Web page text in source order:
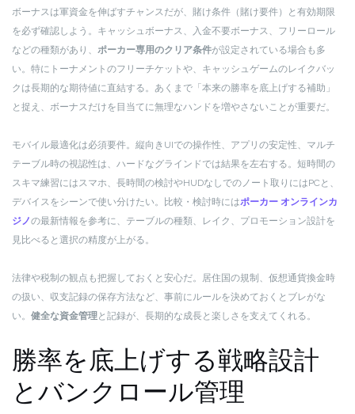
ボーナスは軍資金を伸ばすチャンスだが、賭け条件（賭け要件）と有効期限
を必ず確認しよう。キャッシュボーナス、入金不要ボーナス、フリーロール
などの種類があり、 ポーカー専用のクリア条件が設定されている場合も多
い。特にトーナメントのフリーチケットや、キャッシュゲームのレイクバッ
クは長期的な期待値に直結する。あくまで「本来の勝率を底上げする補助」
と捉え、ボーナスだけを目当てに無理なハンドを増やさないことが重要だ。
モバイル最適化は必須要件。縦向きUIでの操作性、アプリの安定性、マルチ
テーブル時の視認性は、ハードなグラインドでは結果を左右する。短時間の
スキマ練習にはスマホ、長時間の検討やHUDなしでのノート取りにはPCと、
デバイスをシーンで使い分けたい。比較・検討時にはポーカー オンラインカ
ジノの最新情報を参考に、テーブルの種類、レイク、プロモーション設計を
見比べると選択の精度が上がる。
法律や税制の観点も把握しておくと安心だ。居住国の規制、仮想通貨換金時
の扱い、収支記録の保存方法など、事前にルールを決めておくとブレがな
い。 健全な資金管理と記録が、長期的な成長と楽しさを支えてくれる。
勝率を底上げする戦略設計
とバンクロール管理